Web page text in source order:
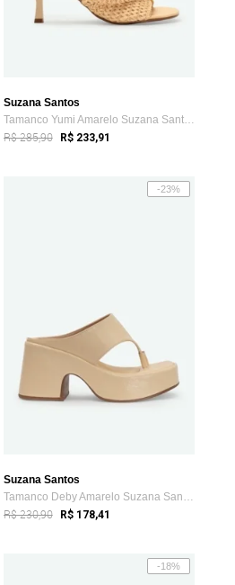
Suzana Santos
Tamanco Yumi Amarelo Suzana Santos
R$ 285,90 R$ 233,91
-23%
Suzana Santos
Tamanco Deby Amarelo Suzana Santos
R$ 230,90 R$ 178,41
-18%